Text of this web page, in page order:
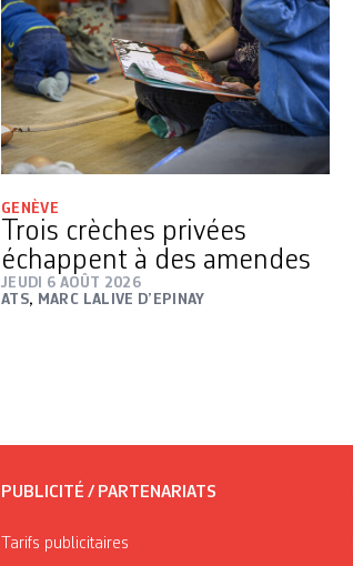
GENÈVE
Trois crèches privées
échappent à des amendes
JEUDI 6 AOÛT 2026
ATS, MARC LALIVE D’EPINAY
PUBLICITÉ / PARTENARIATS
Tarifs publicitaires